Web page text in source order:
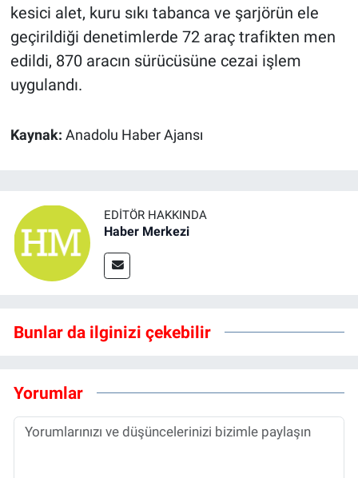
kesici alet, kuru sıkı tabanca ve şarjörün ele
geçirildiği denetimlerde 72 araç trafikten men
edildi, 870 aracın sürücüsüne cezai işlem
uygulandı.
Kaynak: Anadolu Haber Ajansı
EDITÖR HAKKINDA
Haber Merkezi
Bunlar da ilginizi çekebilir
Yorumlar